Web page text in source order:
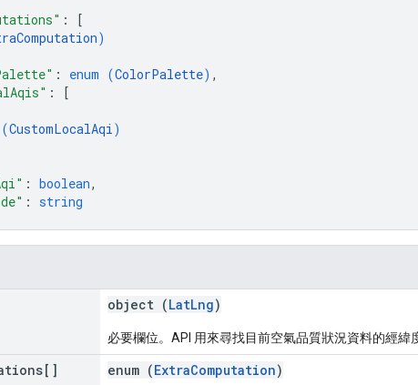
:
[
)
: enum (ColorPalette) ,
:
[
CustomLocalAqi)
: boolean,
: string
object (LatLng)
必要欄位。API 用來尋找目前空氣品質狀況資料的經緯
enum (ExtraComputation)